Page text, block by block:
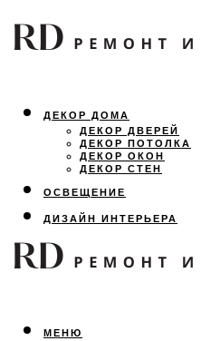
ДЕКОР ДОМА
ДЕКОР ДВЕРЕЙ
ДЕКОР ПОТОЛКА
ДЕКОР ОКОН
ДЕКОР СТЕН
ОСВЕЩЕНИЕ
ДИЗАЙН ИНТЕРЬЕРА
ЛАНДШАФТНЫЙ ДИЗАЙН
ВСЕ ПРО РЕМОНТ
МЕНЮ